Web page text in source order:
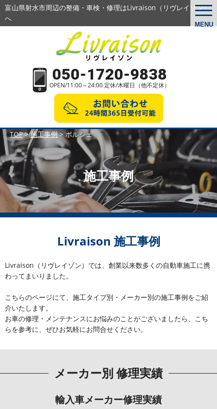
MENU
富山県射水市周辺の整備・車検・修理はLivraison（リヴレイゾン）
へ
050-1720-9838
OPEN/11:00～24:00 定休/木曜日（他不定休）
TOP>施工事例> ポルシェ
施工事例
Livraison 施工事例
Livraison（リヴレイゾン）では、創業以来数多くの自動車施工に携
わってまいりました。
こちらのページにて、施工タイプ別・メーカー別の施工事例をご紹
介いたします。
お車の修理・メンテナンスにお悩みのことがございましたら、こち
らを参考に、ぜひお気軽にお問合せください。
メーカー別 修理実績
輸入車メーカー修理実績